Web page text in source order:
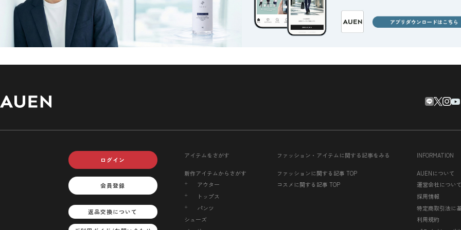
ログイン
会員登録
返品交換について
アイテムをさがす
新作アイテムからさがす
アウター
トップス
パンツ
シューズ
ファッション・アイテムに関する記事をみる
ファッションに関する記事 TOP
コスメに関する記事 TOP
INFORMATION
AUENについて
運営会社について
採用情報
特定商取引法に
利用規約